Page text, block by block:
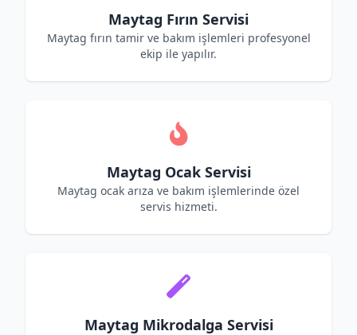
Maytag Fırın Servisi
Maytag fırın tamir ve bakım işlemleri profesyonel
ekip ile yapılır.
Maytag Ocak Servisi
Maytag ocak arıza ve bakım işlemlerinde özel
servis hizmeti.
Maytag Mikrodalga Servisi